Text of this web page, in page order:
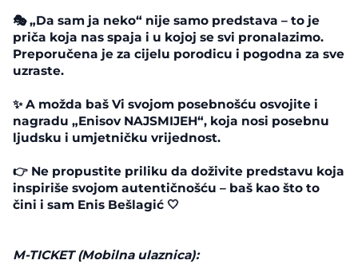
🎭 „Da sam ja neko“ nije samo predstava – to je
priča koja nas spaja i u kojoj se svi pronalazimo.
Preporučena je za cijelu porodicu i pogodna za sve
uzraste.
✨ A možda baš Vi svojom posebnošću osvojite i
nagradu „Enisov NAJSMIJEH“, koja nosi posebnu
ljudsku i umjetničku vrijednost.
👉 Ne propustite priliku da doživite predstavu koja
inspiriše svojom autentičnošću – baš kao što to
čini i sam Enis Bešlagić 🤍
M-TICKET (Mobilna ulaznica):